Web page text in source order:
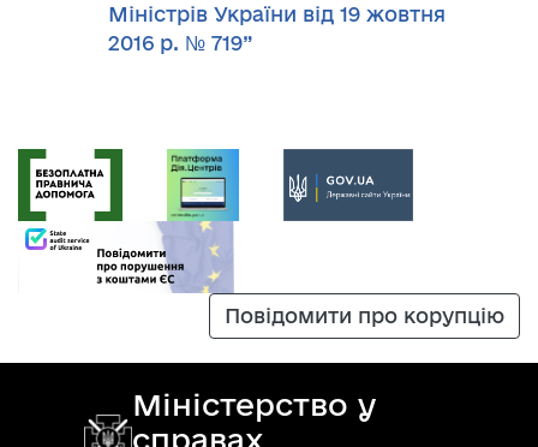
Міністрів України від 19 жовтня
2016 р. № 719”
Повідомити про корупцію
Міністерство у
справах